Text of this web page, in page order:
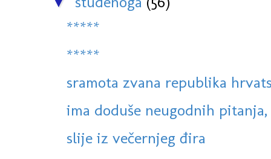
*****
*****
sramota zvana republika
ima doduše neugodnih
slije iz večernjeg đira